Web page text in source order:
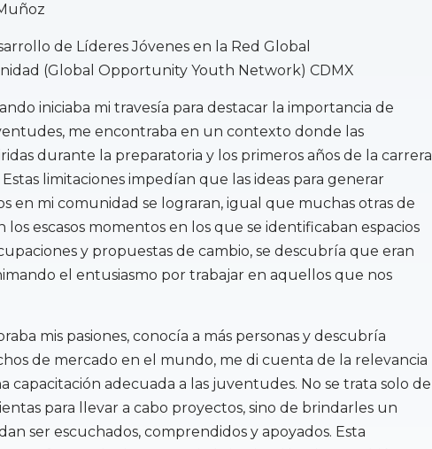
de Líderes Jóvenes en la Red Global
(Global Opportunity Youth Network) CDMX
iniciaba mi travesía para destacar la importancia de
me encontraba en un contexto donde las
durante la preparatoria y los primeros años de la carrera
limitaciones impedían que las ideas para generar
en mi comunidad se lograran, igual que muchas otras de
los escasos momentos en los que se identificaban espacios
y propuestas de cambio, se descubría que eran
el entusiasmo por trabajar en aquellos que nos
mis pasiones, conocía a más personas y descubría
de mercado en el mundo, me di cuenta de la relevancia
capacitación adecuada a las juventudes. No se trata solo de
para llevar a cabo proyectos, sino de brindarles un
ser escuchados, comprendidos y apoyados. Esta